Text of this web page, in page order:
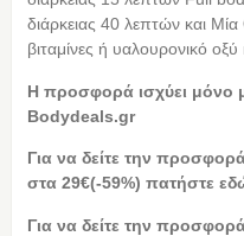
διάρκειας 40 λεπτών και
βιταμίνες ή υαλουρονικό
Η προσφορά ισχύει μόνο
Bodydeals.gr
Για να δείτε την
στα 29€(-59%) πατήστε
Για να δείτε την